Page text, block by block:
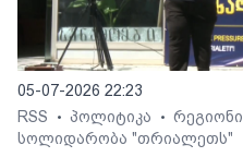
05-07-2026 22:23
RSS
• პოლიტიკა • რეგიონი
სოლიდარობა "თრიალეთს"